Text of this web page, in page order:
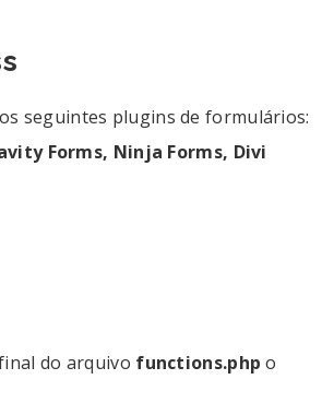
seguintes plugins de formulários:
Forms, Ninja Forms, Divi
do arquivo functions.php o